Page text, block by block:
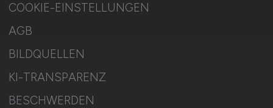
COOKIE-EINSTELLUNGEN
AGB
BILDQUELLEN
KI-TRANSPARENZ
BESCHWERDEN